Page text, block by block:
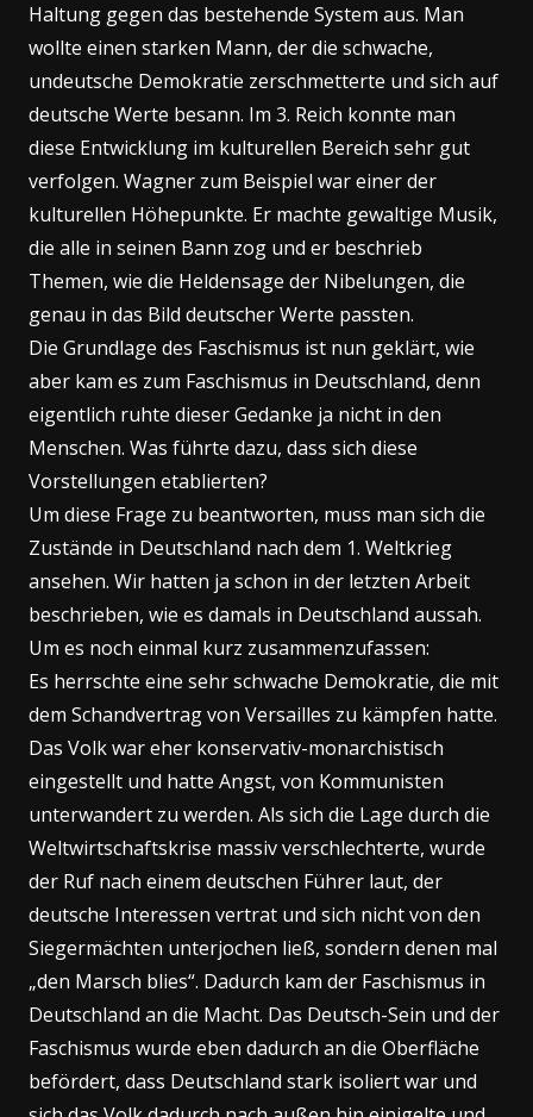
Haltung gegen das bestehende System aus. Man
wollte einen starken Mann, der die schwache,
undeutsche Demokratie zerschmetterte und sich auf
deutsche Werte besann. Im 3. Reich konnte man
diese Entwicklung im kulturellen Bereich sehr gut
verfolgen. Wagner zum Beispiel war einer der
kulturellen Höhepunkte. Er machte gewaltige Musik,
die alle in seinen Bann zog und er beschrieb
Themen, wie die Heldensage der Nibelungen, die
genau in das Bild deutscher Werte passten.
Die Grundlage des Faschismus ist nun geklärt, wie
aber kam es zum Faschismus in Deutschland, denn
eigentlich ruhte dieser Gedanke ja nicht in den
Menschen. Was führte dazu, dass sich diese
Vorstellungen etablierten?
Um diese Frage zu beantworten, muss man sich die
Zustände in Deutschland nach dem 1. Weltkrieg
ansehen. Wir hatten ja schon in der letzten Arbeit
beschrieben, wie es damals in Deutschland aussah.
Um es noch einmal kurz zusammenzufassen:
Es herrschte eine sehr schwache Demokratie, die mit
dem Schandvertrag von Versailles zu kämpfen hatte.
Das Volk war eher konservativ-monarchistisch
eingestellt und hatte Angst, von Kommunisten
unterwandert zu werden. Als sich die Lage durch die
Weltwirtschaftskrise massiv verschlechterte, wurde
der Ruf nach einem deutschen Führer laut, der
deutsche Interessen vertrat und sich nicht von den
Siegermächten unterjochen ließ, sondern denen mal
„den Marsch blies“. Dadurch kam der Faschismus in
Deutschland an die Macht. Das Deutsch-Sein und der
Faschismus wurde eben dadurch an die Oberfläche
befördert, dass Deutschland stark isoliert war und